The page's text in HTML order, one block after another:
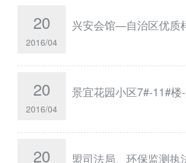
20
2016/04
兴安会馆—自治区优质
20
2016/04
景宜花园小区7#-11#
20 盟司法局、环保监测